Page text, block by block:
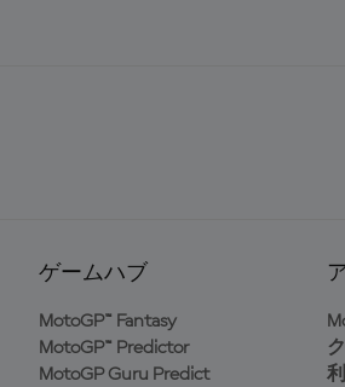
ゲームハブ
MotoGP™ Fantasy
MotoGP™ Predictor
MotoGP Guru Predict